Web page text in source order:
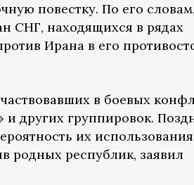
повестку. По его словам,
СНГ, находящихся в рядах
Ирана в его
в боевых
и других группировок.
их использования
родных республик, заявил